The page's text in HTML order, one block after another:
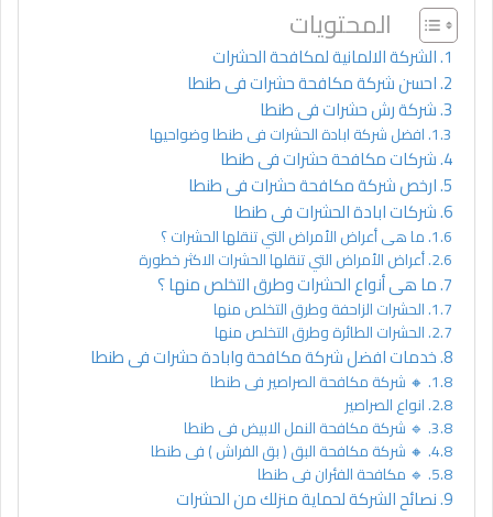
المحتويات
الشركة الالمانية لمكافحة الحشرات
احسن شركة مكافحة حشرات فى طنطا
شركة رش حشرات فى طنطا
افضل شركة ابادة الحشرات فى طنطا وضواحيها
شركات مكافحة حشرات فى طنطا
ارخص شركة مكافحة حشرات فى طنطا
شركات ابادة الحشرات فى طنطا
ما هى أعراض الأمراض التي تنقلها الحشرات ؟
أعراض الأمراض التي تنقلها الحشرات الاكثر خطورة
ما هى أنواع الحشرات وطرق التخلص منها ؟
الحشرات الزاحفة وطرق التخلص منها
الحشرات الطائرة وطرق التخلص منها
خدمات افضل شركة مكافحة وابادة حشرات فى طنطا
🔸 شركة مكافحة الصراصير فى طنطا
انواع الصراصير
🔹 شركة مكافحة النمل الابيض فى طنطا
🔸 شركة مكافحة البق ( بق الفراش ) فى طنطا
🔹 مكافحة الفئران فى طنطا
نصائح الشركة لحماية منزلك من الحشرات